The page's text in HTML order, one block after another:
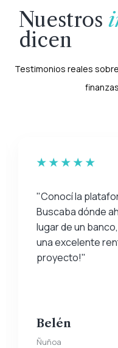
Nuestros
dicen
Testimonios reales
"Conocí la
Buscaba dónde
lugar de un
una excelente
proyecto!"
Belén
Ñuñoa